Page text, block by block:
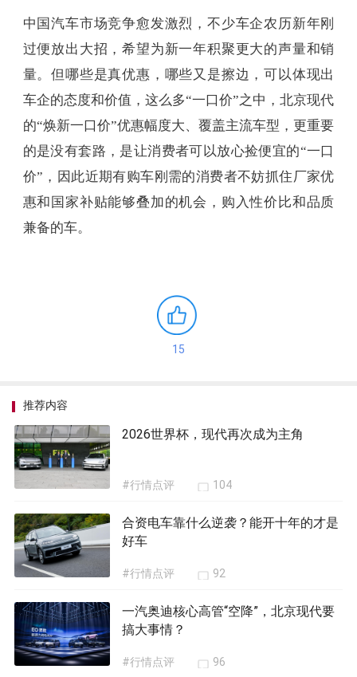
中国汽车市场竞争愈发激烈，不少车企农历新年刚
过便放出大招，希望为新一年积聚更大的声量和销
量。但哪些是真优惠，哪些又是擦边，可以体现出
车企的态度和价值，这么多“一口价”之中，北京现代
的“焕新一口价”优惠幅度大、覆盖主流车型，更重要
的是没有套路，是让消费者可以放心捡便宜的“一口
价”，因此近期有购车刚需的消费者不妨抓住厂家优
惠和国家补贴能够叠加的机会，购入性价比和品质
兼备的车。
15
推荐内容
2026世界杯，现代再次成为主角
#行情点评 104
合资电车靠什么逆袭？能开十年的才是
好车
#行情点评 92
一汽奥迪核心高管“空降”，北京现代要
搞大事情？
#行情点评 96